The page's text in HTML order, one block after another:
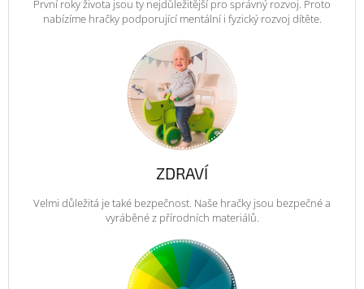
První roky života jsou ty nejdůležitější pro správný rozvoj. Proto
nabízíme hračky podporující mentální i fyzický rozvoj dítěte.
ZDRAVÍ
Velmi důležitá je také bezpečnost. Naše hračky jsou bezpečné a
vyráběné z přírodních materiálů.